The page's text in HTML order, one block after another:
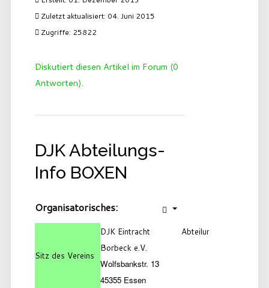
Zuletzt aktualisiert: 04. Juni 2015
Zugriffe: 25822
Diskutiert diesen Artikel im Forum (0
Antworten).
DJK Abteilungs-
Info BOXEN
Organisatorisches:
Sitz des Vereins
DJK Eintracht
Borbeck e.V.
Wolfsbankstr. 13
45355 Essen
Abteilung BOXEN